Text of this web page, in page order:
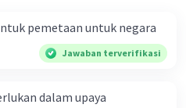
pemetaan untuk negara
Jawaban terverifikasi
dalam upaya